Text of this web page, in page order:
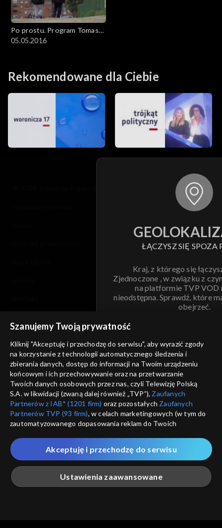
Po prostu. Program Tomasza
Sekielskiego
05.05.2016
Rekomendowane dla Ciebie
ŁĄCZYSZ SIĘ SPOZA
Kraj, z którego się
Zjednoczone , w związku z
na platformie TVP VOD
nieodstępna. Sprawdź, które
obejrzeć.
ANULUJ
informacje o dostawcy usług
Szanujemy Twoją prywatność
Kliknij "Akceptuję i przechodzę do serwisu", aby wyrazić zgody
na korzystanie z technologii automatycznego śledzenia i
zbierania danych, dostęp do informacji na Twoim urządzeniu
końcowym i ich przechowywanie oraz na przetwarzanie
Twoich danych osobowych przez nas, czyli Telewizję Polską
S.A. w likwidacji (zwaną dalej również „TVP”), Zaufanych
Partnerów z IAB* (1201 firm) oraz pozostałych Zaufanych
Partnerów TVP (93 firm), w celach marketingowych (w tym do
zautomatyzowanego dopasowania reklam do Twoich
które wskazujemy poniżej, a także zgody na udostępnianie
przez nas identyfikatora PPID do Google.
Twoje dane osobowe zbierane podczas odwiedzania przez
Ciebie naszych
poszczególnych serwisówzwanych dalej
„Portalem”, w tym informacje zapisywane za pomocą
Ustawienia zaawansowane
Akceptuję i przechodzę do serwisu